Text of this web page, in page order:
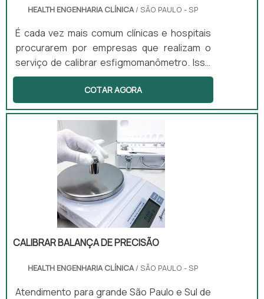
HEALTH ENGENHARIA CLÍNICA/ SÃO PAULO - SP
É cada vez mais comum clínicas e hospitais
procurarem por empresas que realizam o
serviço de calibrar esfigmomanô­metro. Isso
porque o esfigmomanô­metro é um
equipamento extremamente importante no
diagnóstico da pressão arterial de um
paciente.O que é o esfigmomanô­
metroSendo mais conhecido como aparelho
de pressão, ou para medir pressão, o
esfigmomanô­metro é um equipamento
usado para a verificação da pressão arterial
de um paciente. No mercado existem três
tipos de aparelhos de medição de pres.
COTAR AGORA
CALIBRAR BALANÇA DE PRECISÃO
HEALTH ENGENHARIA CLÍNICA/ SÃO PAULO - SP
Atendimento para grande São Paulo e Sul de